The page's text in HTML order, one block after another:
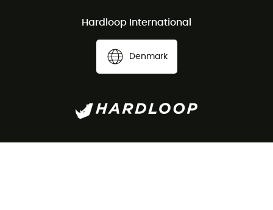
Hardloop International
Denmark